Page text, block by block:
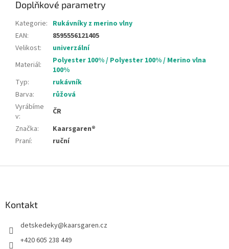
Doplňkové parametry
Kategorie: Rukávníky z merino vlny
EAN:
8595556121405
Velikost:
univerzální
Materiál:
Polyester 100% / Polyester 100% / Merino vlna
100%
Typ:
rukávník
Barva:
růžová
Vyrábíme
v:
ČR
Značka:
Kaarsgaren®
Praní: ruční
Kontakt
detskedeky@kaarsgaren.cz
+420 605 238 449